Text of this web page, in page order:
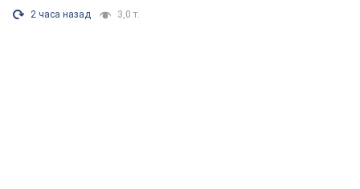
2 часа назад 3,0 т.